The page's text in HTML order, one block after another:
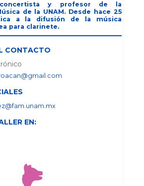
concertista y profesor de la
de la UNAM. Desde hace 25
a la difusión de la música
para clarinete.
CONTACTO
EN: